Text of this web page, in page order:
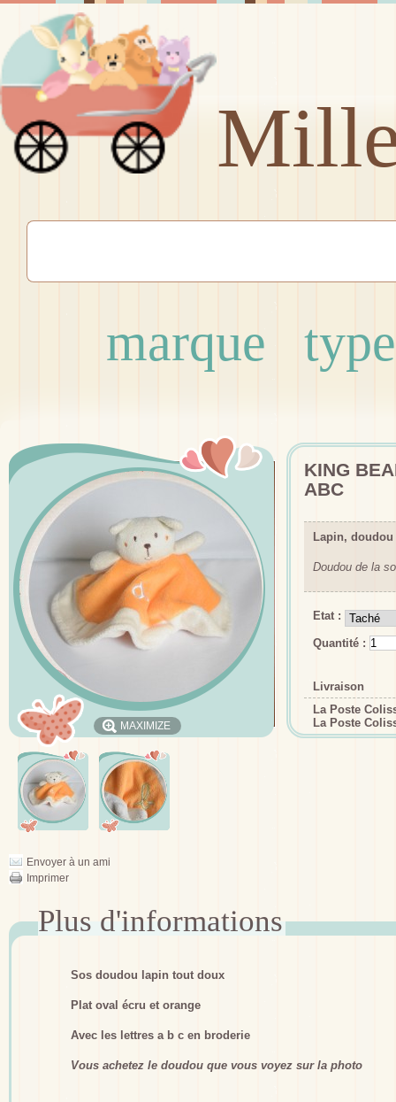
marque type
MAXIMIZE
Envoyer à un ami
Imprimer
KING
ABC
Lapin,
Doudou de la
Etat :
Quantité :
Livraison
La Poste
La Poste
Sos doudou lapin tout doux
Plat oval écru et orange
Avec les lettres a b c en broderie
Vous achetez le doudou que vous voyez sur la photo